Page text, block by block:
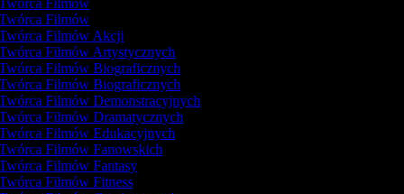
Filmów
Filmów
Filmów Akcji
Filmów Artystycznych
Filmów Biograficznych
Filmów Biograficznych
Filmów Demonstracyjnych
Filmów Dramatycznych
Filmów Edukacyjnych
Filmów Fanowskich
Filmów Fantasy
Filmów Fitness